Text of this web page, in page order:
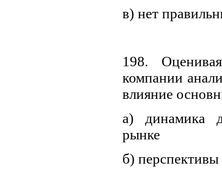
в) нет
198.
компании
влияние
а) динамика
рынке
б) перспективы